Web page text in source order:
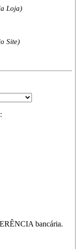
Loja)
Site)
bancária.